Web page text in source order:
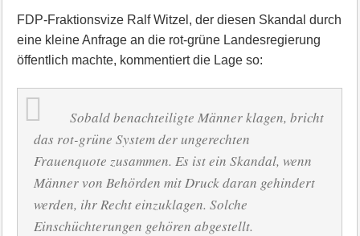
FDP-Fraktionsvize Ralf Witzel, der diesen Skandal durch
eine kleine Anfrage an die rot-grüne Landesregierung
öffentlich machte, kommentiert die Lage so:
Sobald benachteiligte Männer klagen, bricht
das rot-grüne System der ungerechten
Frauenquote zusammen. Es ist ein Skandal, wenn
Männer von Behörden mit Druck daran gehindert
werden, ihr Recht einzuklagen. Solche
Einschüchterungen gehören abgestellt.